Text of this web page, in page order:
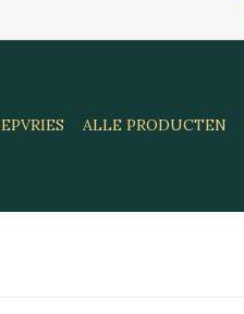
ALLE PRODUCTEN